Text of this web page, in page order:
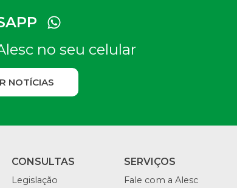
no seu celular
NOTÍCIAS
CONSULTAS
Legislação
SERVIÇOS
Fale com a Alesc